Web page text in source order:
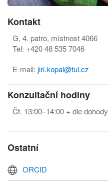
Kontakt
G, 4. patro, místnost 4066
Tel: +420 48 535 7046
E-mail: jiri.kopal@tul.cz
Konzultační hodiny
Čt. 13:00–14:00 + dle dohody
Ostatní
ORCID